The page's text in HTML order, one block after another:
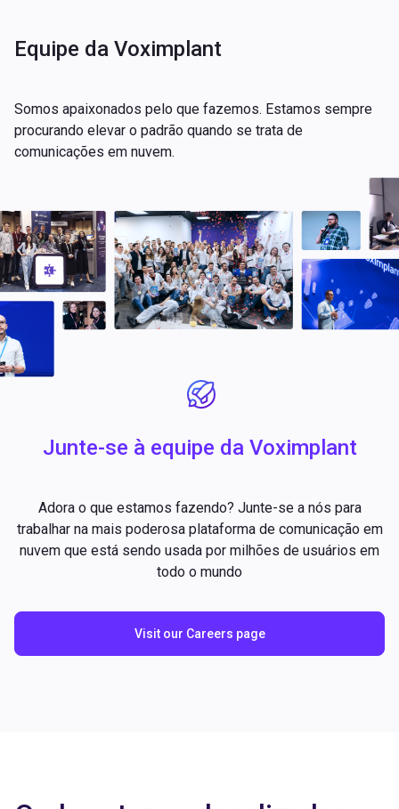
Equipe da Voximplant
Somos apaixonados pelo que fazemos. Estamos sempre
procurando elevar o padrão quando se trata de
comunicações em nuvem.
Junte-se à equipe da Voximplant
Adora o que estamos fazendo? Junte-se a nós para
trabalhar na mais poderosa plataforma de comunicação em
nuvem que está sendo usada por milhões de usuários em
todo o mundo
Visit our Careers page